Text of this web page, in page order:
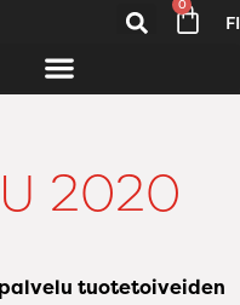
FI
0
2020
tuotetoiveiden